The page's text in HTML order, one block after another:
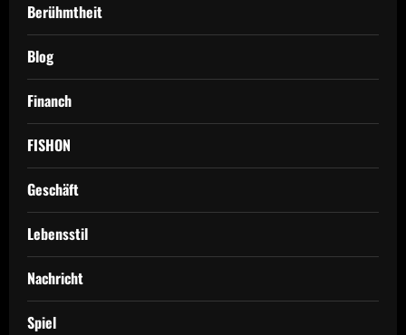
Berühmtheit
Blog
Financh
FISHON
Geschäft
Lebensstil
Nachricht
Spiel